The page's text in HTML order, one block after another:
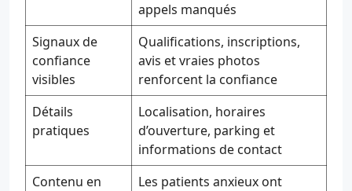
appels manqués
Signaux de
confiance
visibles
Qualifications, inscriptions,
avis et vraies photos
renforcent la confiance
Détails
pratiques
Localisation, horaires
d’ouverture, parking et
informations de contact
Contenu en
Les patients anxieux ont